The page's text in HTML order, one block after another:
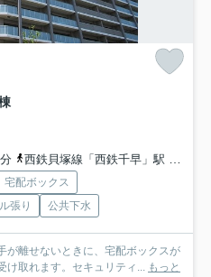
西鉄貝塚線「西鉄千早」駅 徒歩33分
宅配ボックス
張り 公共下水
が離せないときに、宅配ボックスが
け取れます。セキュリティ... もっと